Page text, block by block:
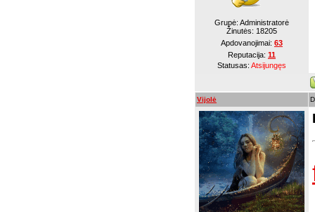
Grupė: Administratorė
Žinutės: 18205
Apdovanojimai: 63
Reputacija: 11
Statusas: Atsijungęs
Vijolė